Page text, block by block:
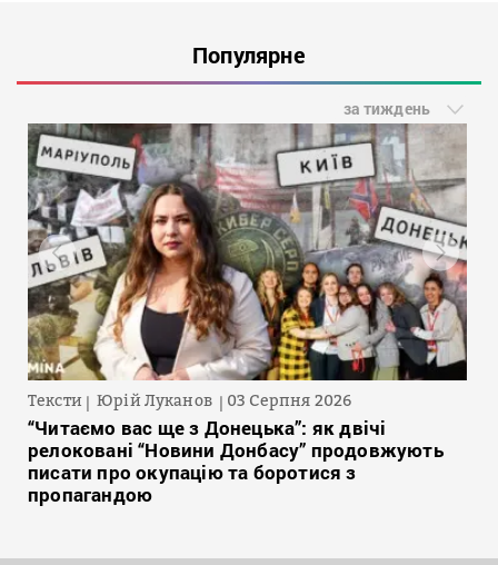
Популярне
за тиждень
Тексти Юрій Луканов 03 Серпня 2026
“Читаємо вас ще з Донецька”: як двічі
релоковані “Новини Донбасу” продовжують
писати про окупацію та боротися з
пропагандою